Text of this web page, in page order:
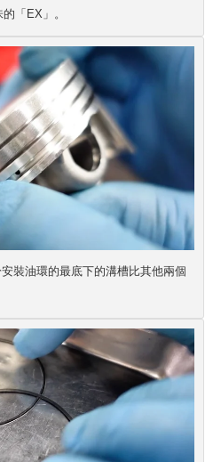
「EX」。
裝油環的最底下的溝槽比其他兩個